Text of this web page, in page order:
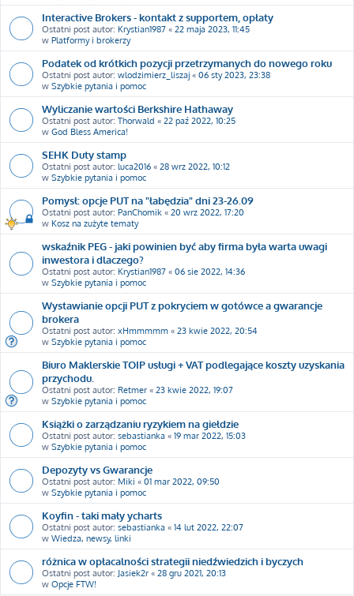
Interactive Brokers - kontakt z supportem, opłaty
Ostatni post autor: Krystian1987 « 22 maja 2023, 11:45
w Platformy i brokerzy
Podatek od krótkich pozycji przetrzymanych do nowego roku
Ostatni post autor: wlodzimierz_liszaj « 06 sty 2023, 23:38
w Szybkie pytania i pomoc
Wyliczanie wartości Berkshire Hathaway
Ostatni post autor: Thorwald « 22 paź 2022, 10:25
w God Bless America!
SEHK Duty stamp
Ostatni post autor: luca2016 « 28 wrz 2022, 10:12
w Szybkie pytania i pomoc
Pomysł: opcje PUT na "łabędzia" dni 23-26.09
Ostatni post autor: PanChomik « 20 wrz 2022, 17:20
w Kosz na zużyte tematy
wskaźnik PEG - jaki powinien być aby firma była warta uwagi
inwestora i dlaczego?
Ostatni post autor: Krystian1987 « 06 sie 2022, 14:36
w Szybkie pytania i pomoc
Wystawianie opcji PUT z pokryciem w gotówce a gwarancje
brokera
Ostatni post autor: xHmmmmm « 23 kwie 2022, 20:54
w Szybkie pytania i pomoc
Biuro Maklerskie TOIP usługi + VAT podlegające koszty uzyskania
przychodu.
Ostatni post autor: Retmer « 23 kwie 2022, 19:07
w Szybkie pytania i pomoc
Książki o zarządzaniu ryzykiem na giełdzie
Ostatni post autor: sebastianka « 19 mar 2022, 15:03
w Szybkie pytania i pomoc
Depozyty vs Gwarancje
Ostatni post autor: Miki « 01 mar 2022, 09:50
w Szybkie pytania i pomoc
Koyfin - taki mały ycharts
Ostatni post autor: sebastianka « 14 lut 2022, 22:07
w Wiedza, newsy, linki
różnica w opłacalności strategii niedźwiedzich i byczych
Ostatni post autor: Jasiek2r « 28 gru 2021, 20:13
w Opcje FTW!